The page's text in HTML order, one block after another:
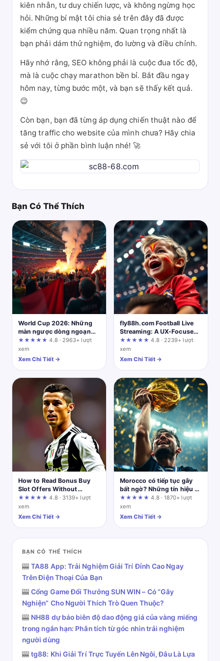
kiên nhẫn, tư duy chiến lược, và không ngừng học
hỏi. Những bí mật tôi chia sẻ trên đây đã được
kiểm chứng qua nhiều năm. Quan trọng nhất là
bạn phải dám thử nghiệm, đo lường và điều chỉnh.
Hãy nhớ rằng, SEO không phải là cuộc đua tốc độ,
mà là cuộc chạy marathon bền bỉ. Bắt đầu ngay
hôm nay, từng bước một, và bạn sẽ thấy kết quả.
😉
Còn bạn, bạn đã từng áp dụng chiến thuật nào để
tăng traffic cho website của mình chưa? Hãy chia
sẻ với tôi ở phần bình luận nhé! 🚀
Bạn Có Thể Thích
World Cup 2026: Những
màn ngược dòng ngoạn
mục khiến người xem sửng
sốt
★★★★★4.8 · 2963+ lượt
xem
Xem Chi Tiết →
fly88h.com Football Live
Streaming: A UX-Focused
Analysis of Match Stats
and Viewer Friction
★★★★★4.8 · 2239+ lượt
xem
Xem Chi Tiết →
How to Read Bonus Buy
Slot Offers Without
Getting Burned by Fine
Print
★★★★★4.8 · 3139+ lượt
xem
Xem Chi Tiết →
Morocco có tiếp tục gây
bất ngờ? Những tín hiệu từ
chiến thuật và tinh thần
★★★★★4.8 · 1870+ lượt
xem
Xem Chi Tiết →
BẠN CÓ THỂ THÍCH
🎰TA88 App: Trải Nghiệm Giải Trí Đỉnh Cao Ngay
Trên Điện Thoại Của Bạn
🎰Cổng Game Đổi Thưởng SUN WIN – Có “Gây
Nghiện” Cho Người Thích Trò Quen Thuộc?
🎰 NH88 dự báo biên độ dao động giá của vàng miếng
trong ngắn hạn: Phân tích từ góc nhìn trải nghiệm
người dùng
🎰tg88: Khi Giải Trí Trực Tuyến Lên Ngôi, Đâu Là Lựa